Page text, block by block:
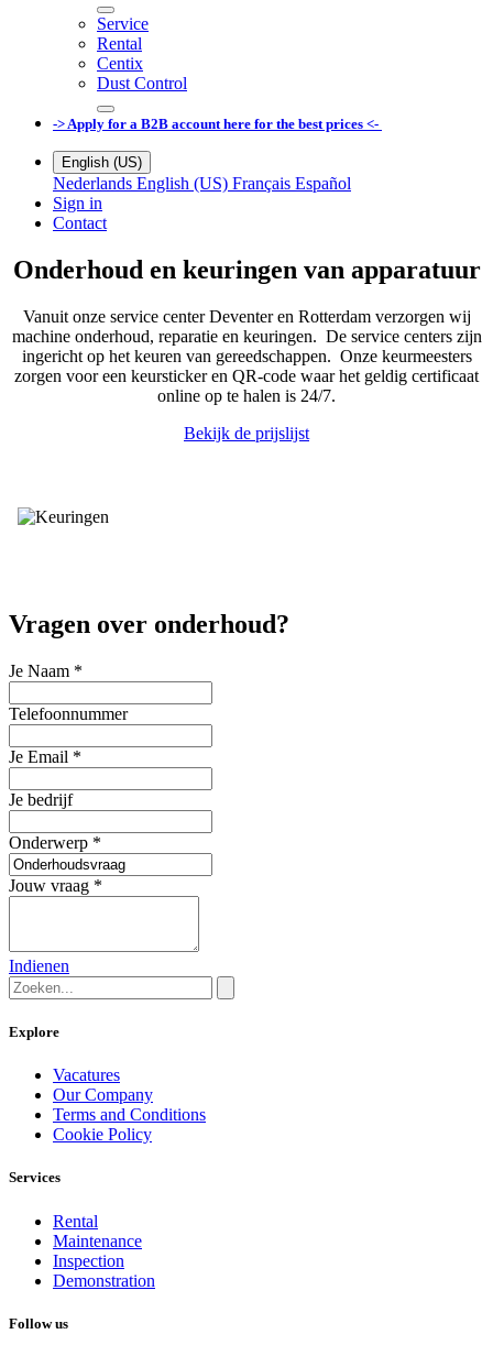
Service
Rental
Centix
Dust Control
-> Apply for a B2B account here for the best prices <-
English (US)
Nederlands English (US) Français Español
Sign in
Contact
Onderhoud en keuringen van apparatuur
Vanuit onze service center Deventer en Rotterdam verzorgen wij
machine onderhoud, reparatie en keuringen. De service centers zijn
ingericht op het keuren van gereedschappen. Onze keurmeesters
zorgen voor een keursticker en QR-code waar het geldig certificaat
online op te halen is 24/7.
Bekijk de prijslijst
Vragen over onderhoud?
Je Naam *
Telefoonnummer
Je Email *
Je bedrijf
Onderwerp *
Jouw vraag *
Indienen
Explore
Vacatures
Our Company
Terms and Conditions
Cookie Policy
Services
Rental
Maintenance
Inspection
Demonstration
Follow us